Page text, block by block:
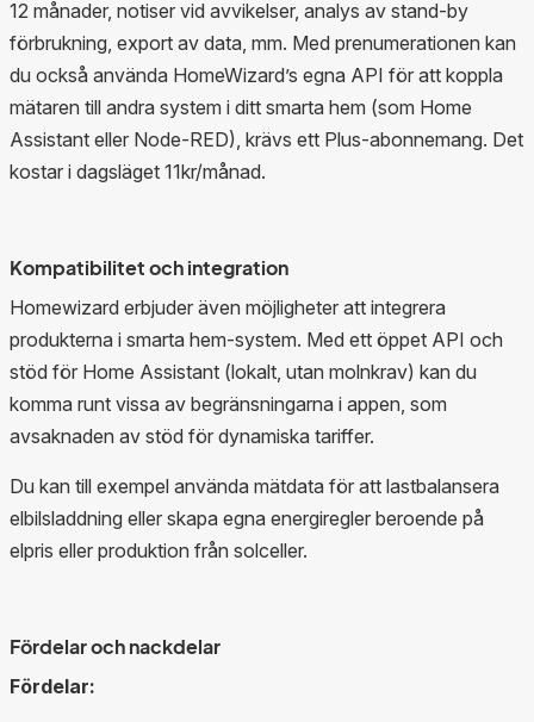
12 månader, notiser vid avvikelser, analys av stand-by
förbrukning, export av data, mm. Med prenumerationen kan
du också använda HomeWizard’s egna API för att koppla
mätaren till andra system i ditt smarta hem (som Home
Assistant eller Node-RED), krävs ett Plus-abonnemang. Det
kostar i dagsläget 11kr/månad.
Kompatibilitet och integration
Homewizard erbjuder även möjligheter att integrera
produkterna i smarta hem-system. Med ett öppet API och
stöd för Home Assistant (lokalt, utan molnkrav) kan du
komma runt vissa av begränsningarna i appen, som
avsaknaden av stöd för dynamiska tariffer.
Du kan till exempel använda mätdata för att lastbalansera
elbilsladdning eller skapa egna energiregler beroende på
elpris eller produktion från solceller.
Fördelar och nackdelar
Fördelar: